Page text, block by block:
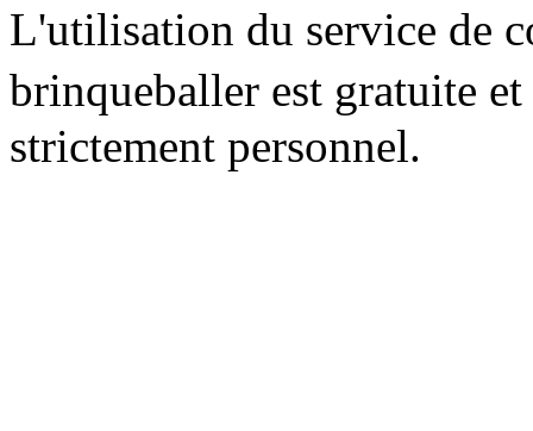
L'utilisation du service de
brinqueballer est gratuite
strictement personnel.